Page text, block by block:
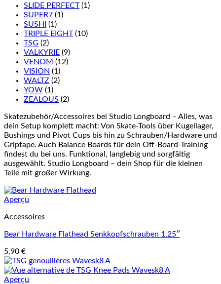
SLIDE PERFECT (1)
SUPER7 (1)
SUSHI
(1)
TRIPLE EIGHT (10)
TSG (2)
VALKYRIE (9)
VENOM (12)
VISION (1)
WALTZ (2)
YOW (1)
ZEALOUS (2)
Skatezubehör/Accessoires bei Studio Longboard – Alles, was
dein Setup komplett macht: Von Skate-Tools über Kugellager,
Bushings und Pivot Cups bis hin zu Schrauben/Hardware und
Griptape. Auch Balance Boards für dein Off-Board-Training
findest du bei uns. Funktional, langlebig und sorgfältig
ausgewählt. Studio Longboard – dein Shop für die kleinen
Teile mit großer Wirkung.
Aperçu
Accessoires
Bear Hardware Flathead Senkkopfschrauben 1.25″
5,90 €
Aperçu